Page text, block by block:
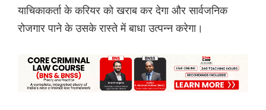
याचिकाकर्ता के करियर को खराब कर देगा और सार्वजनिक
रोजगार पाने के उसके रास्ते में बाधा उत्पन्न करेगा।